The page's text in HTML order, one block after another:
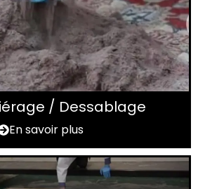
/ Dessablage
En savoir plus